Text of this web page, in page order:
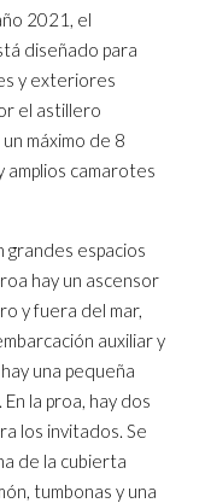
2021, el
diseñado para
y exteriores
el astillero
máximo de 8
camarotes
grandes espacios
hay un ascensor
y fuera del mar,
auxiliar y
una pequeña
la proa, hay dos
los invitados. Se
de la cubierta
tumbonas y una